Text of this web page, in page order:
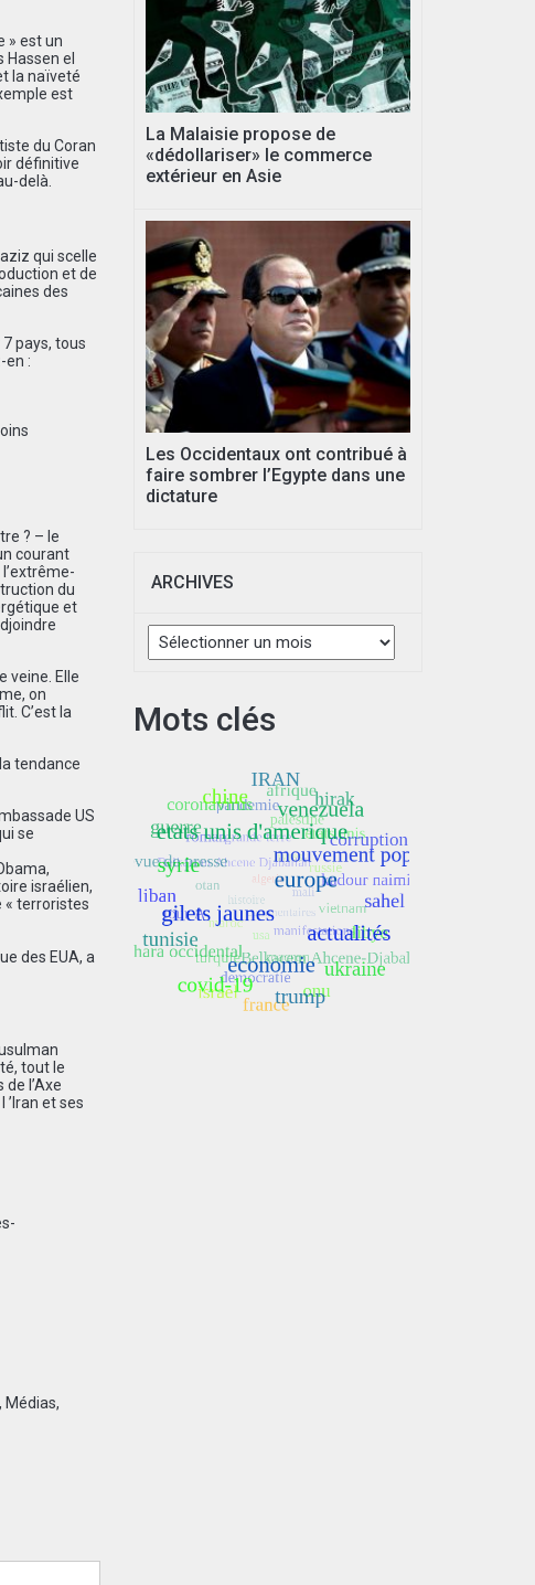
» est un
el
la naïveté
est
du Coran
définitive
delà.
qui scelle
et de
des
pays, tous
en :
? – le
courant
du
et
veine. Elle
on
C’est la
tendance
US
se
israélien,
« terroristes
des EUA, a
tout le
l’Axe
et ses
, Médias,
La Malaisie propose de
«dédollariser» le commerce
extérieur en Asie
Les Occidentaux ont contribué à
faire sombrer l’Egypte dans une
dictature
ARCHIVES
Archives
Mots clés